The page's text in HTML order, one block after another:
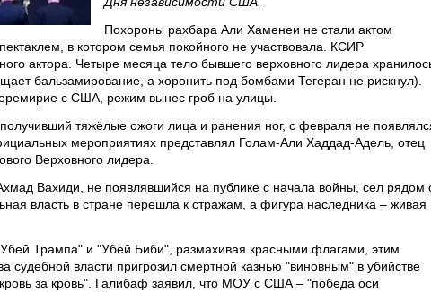
Похороны рахбара Али Хаменеи не стали актом
в котором семья покойного не участвовала. КСИР
актора. Четыре месяца тело бывшего верховного лидера
бальзамирование, а хоронить под бомбами Тегеран не рискнул).
с США, режим вынес гроб на улицы.
тяжёлые ожоги лица и ранения ног, с февраля не
мероприятиях представлял Голам-Али Хаддад-Адель, отец
Верховного лидера.
Вахиди, не появлявшийся на публике с начала войны, сел рядом
власть в стране перешла к стражам, а фигура наследника – живая
Трампа" и "Убей Биби", размахивая красными флагами, этим
судебной власти пригрозил смертной казнью "виновным" в убийстве
за кровь". Галибаф заявил, что МОУ с США – "победа оси